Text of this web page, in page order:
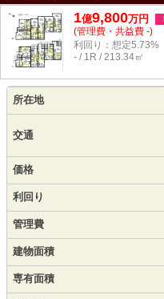
1億9,800万円
(管理費・共益費 -)
利回り：想定5.73%
- / 1R / 213.34㎡
所在地
交通
価格
利回り
管理費
建物面積
専有面積